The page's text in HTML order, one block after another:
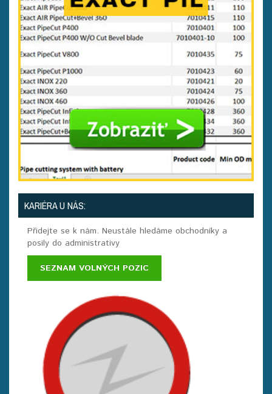
KARIÉRA U NÁS:
Přidejte se k nám. Neustále hledáme obchodníky a
posily do administrativy
SEZNAM VOLNÝCH POZIC